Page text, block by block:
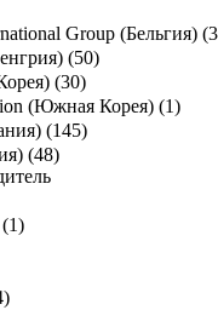
Group (Бельгия) (
(50)
(30)
(Южная Корея) (1)
(145)
(48)
1)
)